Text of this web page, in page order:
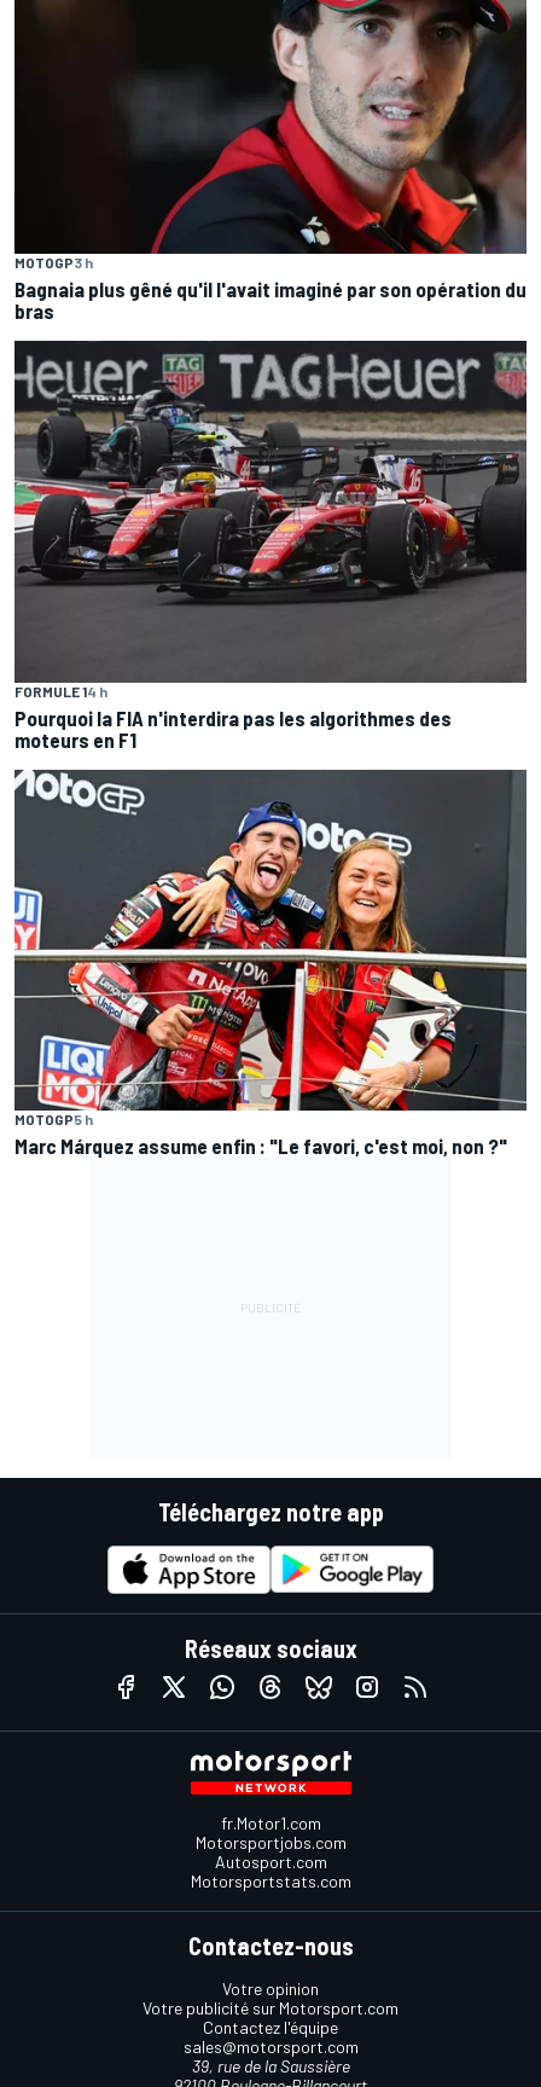
MOTOGP3 h
Bagnaia plus gêné qu'il l'avait imaginé par son opération du
bras
FORMULE 14 h
Pourquoi la FIA n'interdira pas les algorithmes des
moteurs en F1
MOTOGP5 h
Marc Márquez assume enfin : "Le favori, c'est moi, non ?"
Téléchargez notre app
Réseaux sociaux
fr.Motor1.com
Motorsportjobs.com
Autosport.com
Motorsportstats.com
Contactez-nous
Votre opinion
Votre publicité sur Motorsport.com
Contactez l'équipe
sales@motorsport.com
39, rue de la Saussière